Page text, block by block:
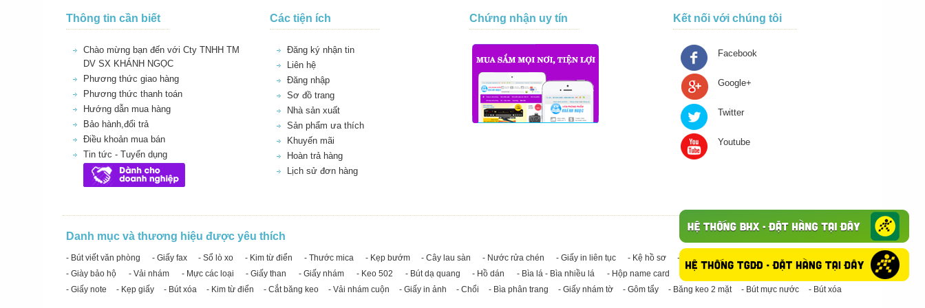
Thông tin cần biết
Chào mừng bạn đến với Cty TNHH TM
DV SX KHÁNH NGỌC
Phương thức giao hàng
Phương thức thanh toán
Hướng dẫn mua hàng
Bảo hành,đổi trả
Điều khoản mua bán
Tin tức - Tuyển dụng
Các tiện ích
Đăng ký nhận tin
Liên hệ
Đăng nhập
Sơ đồ trang
Nhà sản xuất
Sản phẩm ưa thích
Khuyến mãi
Hoàn trả hàng
Lịch sử đơn hàng
Chứng nhận uy tín Kết nối với chúng tôi
Facebook
Google+
Twitter
Youtube
Danh mục và thương hiệu được yêu thích
- Bút viết văn phòng - Giấy fax - Sổ lò xo - Kim từ điển - Thước mica - Kẹp bướm - Cây lau sàn - Nước rửa chén - Giấy in liên tục - Kệ hồ sơ - Giấy in A4
- Băng keo trong - Băng keo đục
- Giày bảo hộ
- Vải nhám - Mực các loại - Giấy than - Giấy nhám - Keo 502 - Bút dạ quang - Hồ dán - Bìa lá - Bìa nhiều lá - Hộp name card - Giấy in A3 - Giấy vệ sinh
- Keo Silicone
- Giấy note
- Kẹp giấy - Bút xóa - Kim từ điển - Cắt băng keo - Vải nhám cuộn - Giấy in ảnh - Chổi - Bìa phân trang - Giấy nhám tờ - Gôm tẩy - Băng keo 2 mặt - Bút mực nước - Bút xóa